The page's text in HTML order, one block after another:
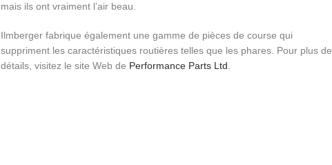
mais ils ont vraiment l’air beau.
Ilmberger fabrique également une gamme de pièces de course qui
suppriment les caractéristiques routières telles que les phares. Pour plus de
détails, visitez le site Web de Performance Parts Ltd